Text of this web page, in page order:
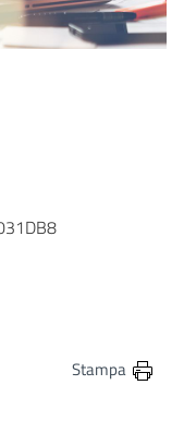
su Facebook
su Twitter
pagina su Linkedin
questa pagina via
Stampa